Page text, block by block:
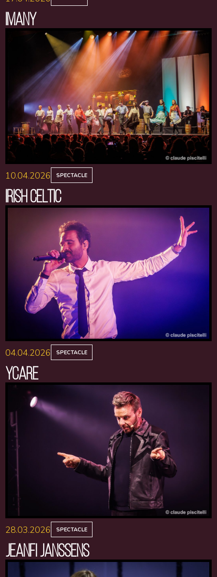
IMANY
10.04.2026 SPECTACLE
IRISH CELTIC
04.04.2026 SPECTACLE
YCARE
28.03.2026 SPECTACLE
JEANFI JANSSENS